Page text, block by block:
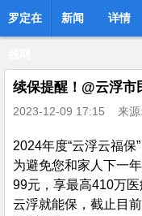
罗定在 新闻 详情
续保提醒！@云浮市
2023-12-09 17:15 来源:
2024年度“云浮云福保
为避免您和家人下一
99元，享最高410万
云浮就能保，截止目